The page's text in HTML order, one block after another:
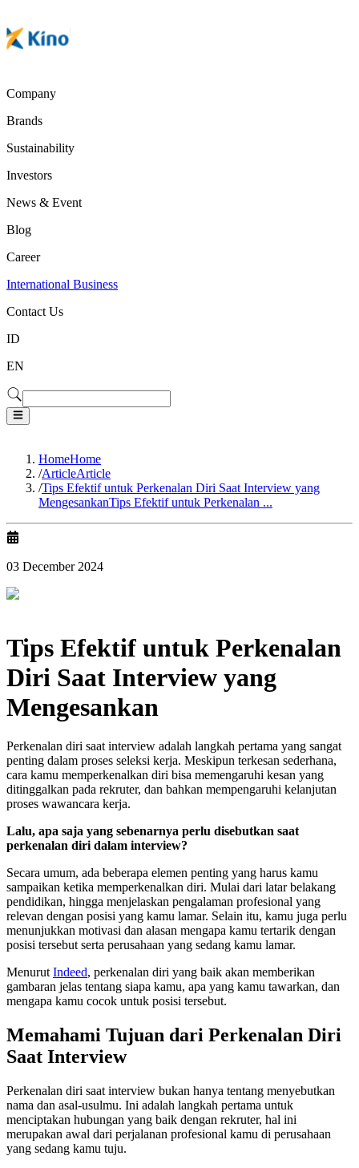
Company
Brands
Sustainability
Investors
News & Event
Blog
Career
International Business
Contact Us
ID
EN
HomeHome
/ArticleArticle
/Tips Efektif untuk Perkenalan Diri Saat Interview yang
MengesankanTips Efektif untuk Perkenalan ...
03 December 2024
Tips Efektif untuk Perkenalan
Diri Saat Interview yang
Mengesankan
Perkenalan diri saat interview adalah langkah pertama yang sangat
penting dalam proses seleksi kerja. Meskipun terkesan sederhana,
cara kamu memperkenalkan diri bisa memengaruhi kesan yang
ditinggalkan pada rekruter, dan bahkan mempengaruhi kelanjutan
proses wawancara kerja.
Lalu, apa saja yang sebenarnya perlu disebutkan saat
perkenalan diri dalam interview?
Secara umum, ada beberapa elemen penting yang harus kamu
sampaikan ketika memperkenalkan diri. Mulai dari latar belakang
pendidikan, hingga menjelaskan pengalaman profesional yang
relevan dengan posisi yang kamu lamar. Selain itu, kamu juga perlu
menunjukkan motivasi dan alasan mengapa kamu tertarik dengan
posisi tersebut serta perusahaan yang sedang kamu lamar.
Menurut Indeed, perkenalan diri yang baik akan memberikan
gambaran jelas tentang siapa kamu, apa yang kamu tawarkan, dan
mengapa kamu cocok untuk posisi tersebut.
Memahami Tujuan dari Perkenalan Diri
Saat Interview
Perkenalan diri saat interview bukan hanya tentang menyebutkan
nama dan asal-usulmu. Ini adalah langkah pertama untuk
menciptakan hubungan yang baik dengan rekruter, hal ini
merupakan awal dari perjalanan profesional kamu di perusahaan
yang sedang kamu tuju.